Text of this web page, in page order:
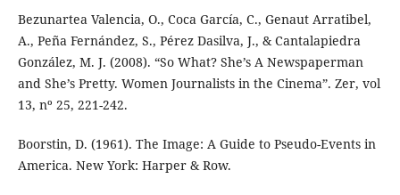
Bezunartea Valencia, O., Coca García, C., Genaut Arratibel,
A., Peña Fernández, S., Pérez Dasilva, J., & Cantalapiedra
González, M. J. (2008). “So What? She’s A Newspaperman
and She’s Pretty. Women Journalists in the Cinema”. Zer, vol
13, nº 25, 221-242.
Boorstin, D. (1961). The Image: A Guide to Pseudo-Events in
America. New York: Harper & Row.